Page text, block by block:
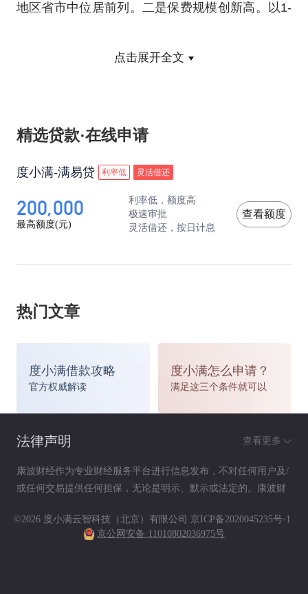
地区省市中位居前列。二是保费规模创新高。以1-
市场共有保险主体42家，其中财产险公司21家，人
身险公司19家，再保险公司2家；人身险公司中含
括了专业性保险公司，分别是1家养老保险公司和1
家健康保险公司。各类保险专业中介机构数量首次
超过400家，居全国首位。
化。自2006年财产险增速首次高于全国平均水平
的32.25%、2006年的32.27%上升为32.3%，产、
寿险比重结构得到有效改善。二是寿险新单结构持
点击展开全文
精选贷款·在线申请
度小满-满易贷 利率低 灵活借还
200,000
最高额度(元)
利率低，额度高
极速审批
灵活借还，按日计息
查看额度
热门文章
度小满借款攻略
官方权威解读
度小满怎么申请？
满足这三个条件就可以
法律声明 查看更多
康波财经作为专业财经服务平台进行信息发布，不对任何用户及/
或任何交易提供任何担保，无论是明示、默示或法定的。康波财
链接）仅供参考（如：历史或预期收益不代表实际收益），不作
为任何法律文件，亦不构成任何邀约、投资建议或承诺，用户应
©2026 度小满云智科技（北京）有限公司 京ICP备2020045235号-1
京公网安备 11010802036975号